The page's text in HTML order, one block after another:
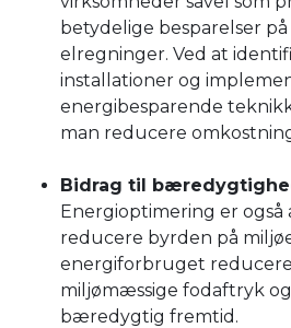
betydelige besparelser
elregninger. Ved at
installationer og
energibesparende
man reducere
Bidrag til
Energioptimering er
reducere byrden på
energiforbruget
miljømæssige fodaftryk
bæredygtig fremtid.